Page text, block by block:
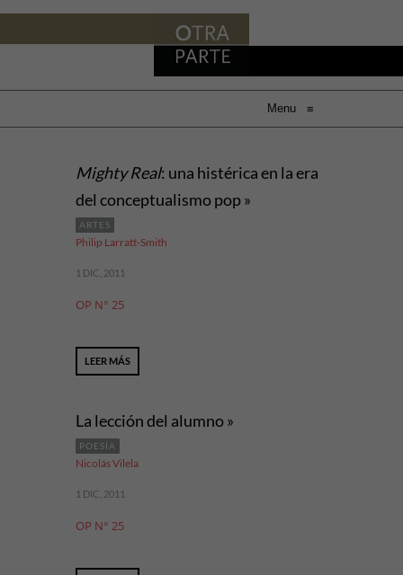
Menu ≡
Mighty Real: una histérica en la era
del conceptualismo pop »
ARTES
Philip Larratt-Smith
1 DIC, 2011
OP N° 25
LEER MÁS
La lección del alumno »
POESÍA
Nicolás Vilela
1 DIC, 2011
OP N° 25